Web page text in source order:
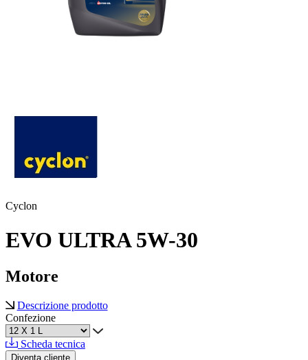
Cyclon
EVO ULTRA 5W-30
Motore
Descrizione prodotto
Confezione
Scheda tecnica
Diventa cliente